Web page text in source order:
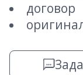
договор